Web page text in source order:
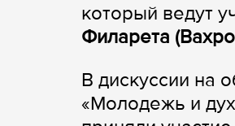
который ведут
Филарета
В дискуссии на
«Молодежь и